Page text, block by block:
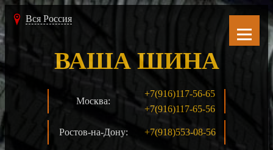
Вся Россия
Москва:
+7(916)117-56-65
+7(916)117-65-56
Ростов-на-Дону: +7(918)553-08-56
ВАША ШИНА